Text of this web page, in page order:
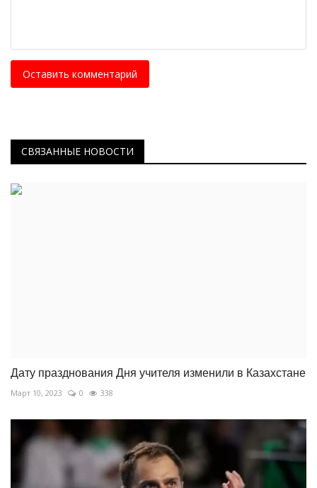
Оставить комментарий
СВЯЗАННЫЕ НОВОСТИ
Дату празднования Дня учителя изменили в Казахстане
Март 10, 2023 0 338